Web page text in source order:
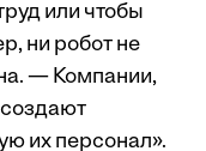
или чтобы
ни робот не
— Компании,
их персонал».